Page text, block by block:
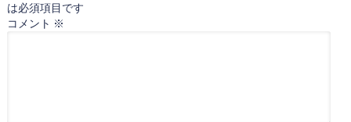
は必須項目です
コメント ※